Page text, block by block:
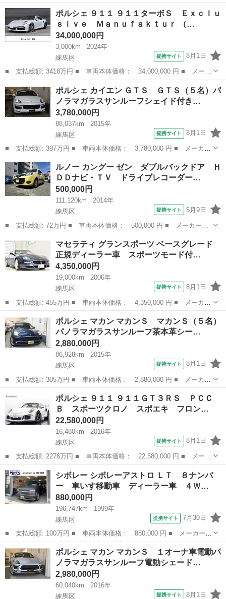
ー名： ポルシェ ■ 車種名： ９１１ ■ グレード名： ９１１カ
レラ カブリオレ ツートーンクラブレザーインテリア ■ 排気
量： 30...
東京 練馬区
ポルシェ ９１１ ９１１ターボＳ Ｅｘｃｌｕ
ｓｉｖｅ Ｍａｎｕｆａｋｔｕｒ （…
34,000,000円
3,000km
2024年
練馬区
提携サイト 8月1日
■ 支払総額: 3418万円 ■ 車両本体価格： 34,000,000 円 ■ メーカ
ー名： ポルシェ ■ 車種名： ９１１ ■ グレード名： ９１１タ
ーボＳ Ｅｘｃｌｕｓｉｖｅ Ｍａｎｕｆａｋｔｕｒ ■ 排気量：
370...
東京 練馬区
ポルシェ カイエン ＧＴＳ ＧＴＳ（５名）パ
ノラマガラスサンルーフシェイド付き…
3,780,000円
88,037km
2015年
練馬区
提携サイト 8月1日
■ 支払総額: 397万円 ■ 車両本体価格： 3,780,000 円 ■ メーカー
名： ポルシェ ■ 車種名： カイエン ■ グレード名： ＧＴＳ
ＧＴＳ（５名）パノラマガラスサンルーフシェイド付きオリジナルＧ
ＴＳインテ...
東京 練馬区
ルノー カングー ゼン ダブルバックドア Ｈ
ＤＤナビ・ＴＶ ドライブレコーダー…
500,000円
111,120km
2014年
練馬区
提携サイト 5月9日
■ 支払総額: 72万円 ■ 車両本体価格： 500,000 円 ■ メーカー
名： ルノー ■ 車種名： カングー ■ グレード名： ゼン ダブ
ルバックドア ＨＤＤナビ・ＴＶ ドライブレコーダー マルチフー
フレール ＥＴＣ...
東京
マセラティ グランスポーツ ベースグレード
正規ディーラー車 スポーツモード付…
4,350,000円
19,000km
2006年
練馬区
提携サイト 8月1日
■ 支払総額: 455万円 ■ 車両本体価格： 4,350,000 円 ■ メーカー
名： マセラティ ■ 車種名： グランスポーツ ■ グレード名：
ベースグレード 正規ディーラー車 スポーツモード付セミ６ＡＴ
ツートンレ...
東京 練馬区
ポルシェ マカン マカンＳ マカンＳ（５名）
パノラマガラスサンルーフ茶本革シー…
2,880,000円
86,928km
2015年
練馬区
提携サイト 8月1日
■ 支払総額: 305万円 ■ 車両本体価格： 2,880,000 円 ■ メーカー
名： ポルシェ ■ 車種名： マカン ■ グレード名： マカンＳ
マカンＳ（５名）パノラマガラスサンルーフ茶本革シートシートヒー
ターメモリ...
ポルシェ ９１１ ９１１ＧＴ３ＲＳ ＰＣＣ
Ｂ スポーツクロノ スポエキ フロン…
22,580,000円
16,480km
2016年
練馬区
提携サイト 8月1日
■ 支払総額: 2276万円 ■ 車両本体価格： 22,580,000 円 ■ メーカ
ー名： ポルシェ ■ 車種名： ９１１ ■ グレード名： ９１１Ｇ
Ｔ３ＲＳ ＰＣＣＢ スポーツクロノ スポエキ フロントリフト
２０／２...
東京 練馬区 その他
シボレー シボレーアストロ ＬＴ ８ナンバ
ー 車いす移動車 ディーラー車 ４Ｗ…
880,000円
196,747km
1999年
練馬区
提携サイト 7月30日
■ 支払総額: 100万円 ■ 車両本体価格： 880,000 円 ■ メーカー
名： シボレー ■ 車種名： シボレーアストロ ■ グレード名：
ＬＴ ８ナンバー 車いす移動車 ディーラー車 ４ＷＤ ７人乗
り 艶消しブラッ...
東京 練馬区
ポルシェ マカン マカンＳ １オーナ車電動パ
ノラマガラスサンルーフ電動シェード…
2,980,000円
60,040km
2016年
練馬区
提携サイト 8月1日